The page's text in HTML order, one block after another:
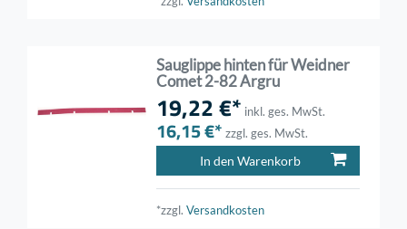
Sauglippe hinten für Weidner
Comet 2-82 Argru
19,22 €* inkl. ges. MwSt.
16,15 €* zzgl. ges. MwSt.
In den Warenkorb
*zzgl.Versandkosten